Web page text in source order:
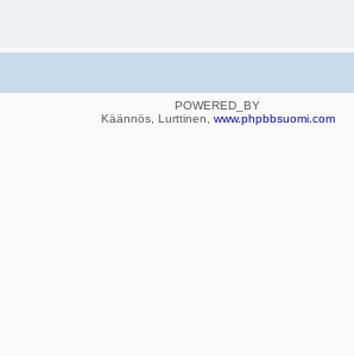
POWERED_BY
Käännös, Lurttinen, www.phpbbsuomi.com